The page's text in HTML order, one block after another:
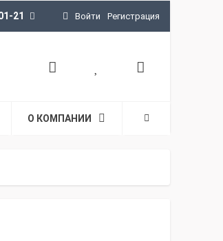
21 Войти Регистрация
О КОМПАНИИ